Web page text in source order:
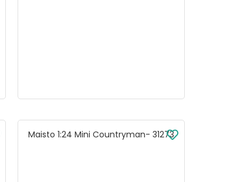
Maisto 1:24 Mini Countryman- 31273